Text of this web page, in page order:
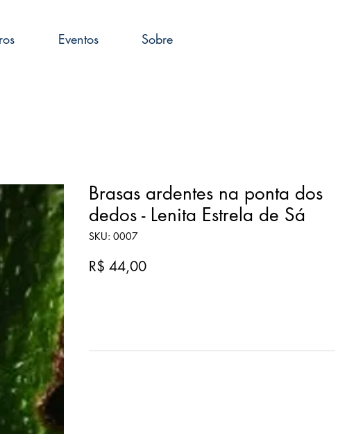
Eventos Sobre
Brasas ardentes na ponta dos
dedos - Lenita Estrela de Sá
SKU: 0007
R$ 44,00Preço